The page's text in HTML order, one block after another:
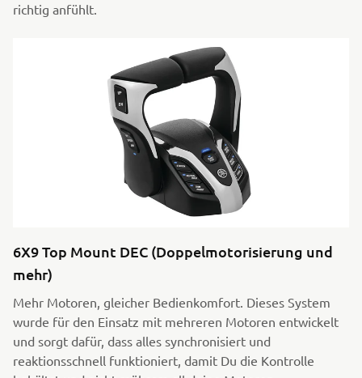
richtig anfühlt.
6X9 Top Mount DEC (Doppelmotorisierung und
mehr)
Mehr Motoren, gleicher Bedienkomfort. Dieses System
wurde für den Einsatz mit mehreren Motoren entwickelt
und sorgt dafür, dass alles synchronisiert und
reaktionsschnell funktioniert, damit Du die Kontrolle